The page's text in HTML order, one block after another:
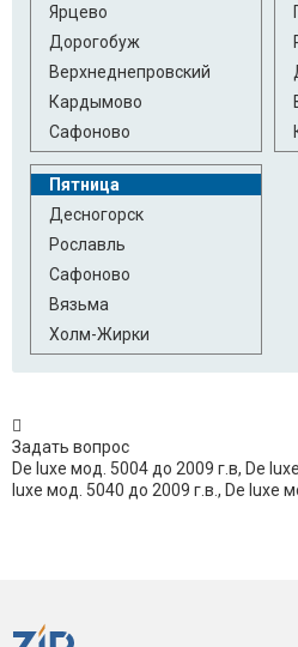
Ярцево
Дорогобуж
Верхнеднепровский
Кардымово
Сафоново
Пятница
Десногорск
Рославль
Сафоново
Вязьма
Холм-Жирки
Задать вопрос
De luxe мод. 5004 до 2009 г.в, De
luxe мод. 5040 до 2009 г.в., De luxe